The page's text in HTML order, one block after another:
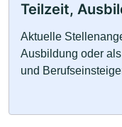
Teilzeit,
Aktuelle
Ausbildung oder
und